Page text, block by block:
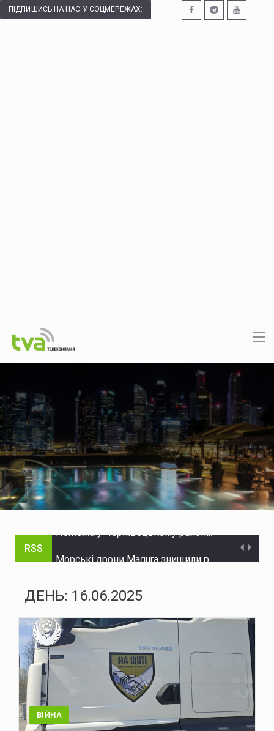
ПІДПИШИСЬ НА НАС У СОЦМЕРЕЖАХ:
RSS
В Україні змінюють правила розподілу електроенергії: що зміниться влітку та взимку
Працівників ТЦК хочуть зробити впізнаваними: пропонують запровадити окрему форму
ДЕНЬ: 16.06.2025
ВІЙНА